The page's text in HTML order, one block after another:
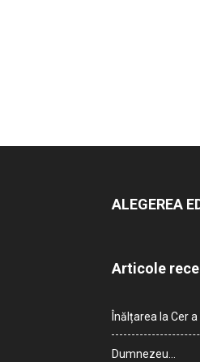
ALEGEREA
Articole
Înălțarea la Cer
Dumnezeu…